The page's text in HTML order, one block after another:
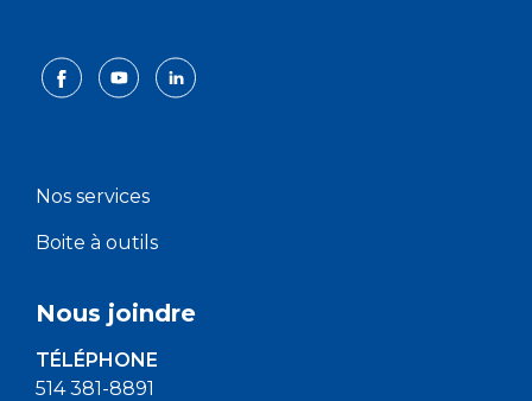
Nos services
Boite à outils
Nous joindre
TÉLÉPHONE
514 381-8891